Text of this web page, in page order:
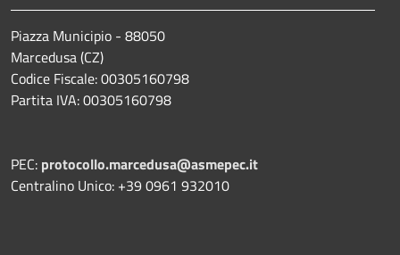
Piazza Municipio - 88050
Marcedusa (CZ)
Codice Fiscale: 00305160798
Partita IVA: 00305160798
PEC: protocollo.marcedusa@asmepec.it
Centralino Unico: +39 0961 932010